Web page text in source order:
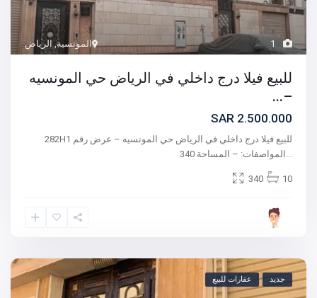
المونسية,الرياض
للبيع فيلا درج داخلي في الرياض حي المونسيه
–...
2.500.000 SAR
للبيع فيلا درج داخلي في الرياض حي المونسيه – عرض رقم 282H1
المواصفات: – المساحة 340 ...
10
340
عقارات للبيع جديد